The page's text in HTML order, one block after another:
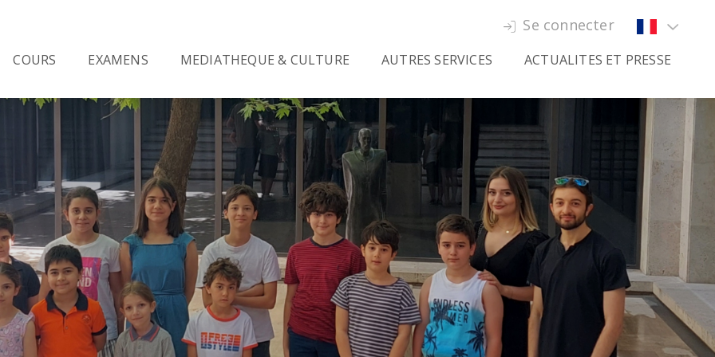
Se connecter
COURS
FRANÇAIS PROFESSIONNEL
Formation pour les hauts
fonctionnaires arméniens
Cours de français professionnel
AUTRES COURS
Autres cours de langue
Ateliers en français
EXAMENS
public)
-
de Français
de Français
TEF
TEF QUÉBEC
TEF CANADA
TEF
MEDIATHEQUE & CULTURE
Ressources et horaires
Culture & évènements
Vente de livres d'apprentissage
AUTRES SERVICES
École d'été
Location de salles
Traductions & interprétariats
Visites guidées éducatives-
culturelles
ACTUALITES ET PRESSE
Actualités